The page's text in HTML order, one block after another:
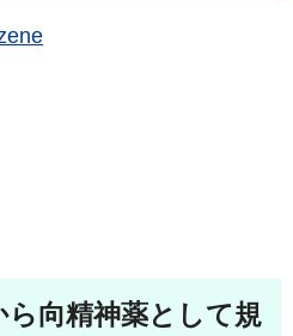
向精神薬として規